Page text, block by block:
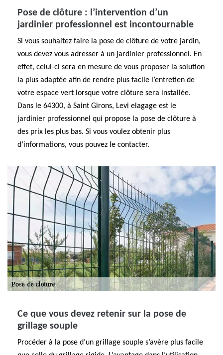
Pose de clôture : l’intervention d’un
jardinier professionnel est incontournable
Si vous souhaitez faire la pose de clôture de votre jardin,
vous devez vous adresser à un jardinier professionnel. En
effet, celui-ci sera en mesure de vous proposer la solution
la plus adaptée afin de rendre plus facile l’entretien de
votre espace vert lorsque votre clôture sera installée.
Dans le 64300, à Saint Girons, Levi elagage est le
jardinier professionnel qui propose la pose de clôture à
des prix les plus bas. Si vous voulez obtenir plus
d’informations, vous pouvez le contacter.
Ce que vous devez retenir sur la pose de
grillage souple
Procéder à la pose d’un grillage souple s’avère plus facile